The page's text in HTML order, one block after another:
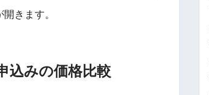
きます。
込みの価格比較